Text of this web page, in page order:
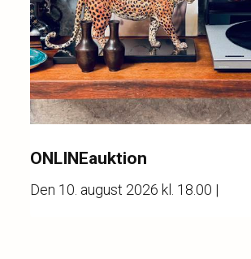
ONLINEauktion
Den 10. august 2026 kl. 18.00 |